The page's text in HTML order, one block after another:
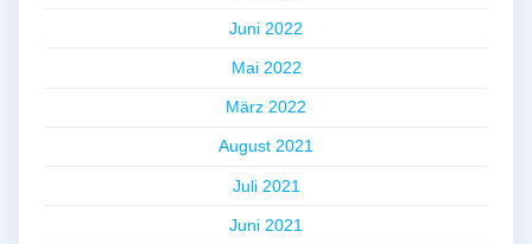
Juni 2022
Mai 2022
März 2022
August 2021
Juli 2021
Juni 2021